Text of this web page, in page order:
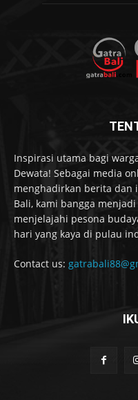
Inspirasi utama bagi
Dewata! Sebagai media
menghadirkan berita dan
Bali, kami bangga
menjelajahi pesona
hari yang kaya di pulau
Contact us: